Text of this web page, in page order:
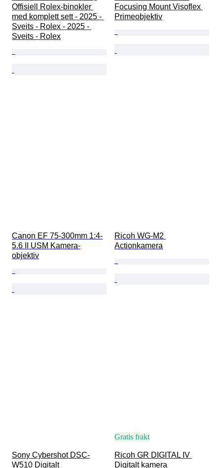
Offisiell Rolex-binokler
med komplett sett - 2025 -
Sveits - Rolex - 2025 -
Sveits - Rolex
Focusing Mount Visoflex
Primeobjektiv
Canon EF 75-300mm 1:4-
5.6 II USM Kamera-
objektiv
Ricoh WG-M2
Actionkamera
Sony Cybershot DSC-
W510 Digitalt
Gratis frakt
Ricoh GR DIGITAL IV
Digitalt kamera